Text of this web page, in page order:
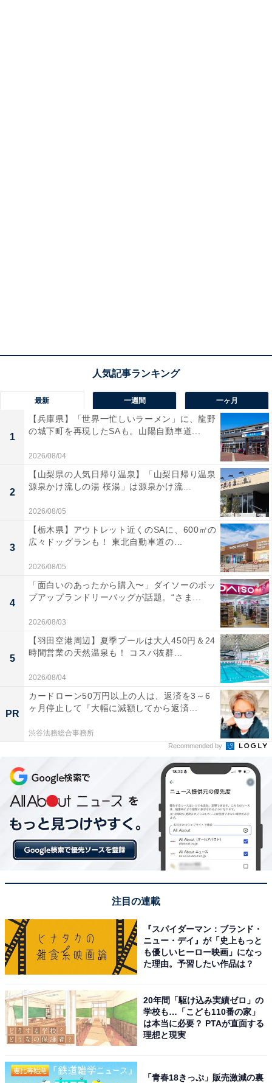
最新 一週間 一ヶ月
1
【兵庫県】「世界一忙しいラーメン」に、龍野
の城下町を再現したSAも。山陽自動車道...
2026/08/04
2
【山梨県の人気日帰り温泉】「山梨日帰り温泉
源泉かけ流しの湯 桜湯」は源泉かけ流...
2026/08/05
3
【栃木県】アウトレット近くのSAに、600㎡の
広々ドッグランも！ 東北自動車道の...
2026/08/05
4
「面白いのあったから購入〜」ダイソーのポッ
プアップランドリーバッグが話題。“さま...
2026/08/03
5
【羽田空港周辺】夏季プールは大人450円＆24
時間営業の天然温泉も！ コスパ抜群...
2026/08/04
PR
カードローン50万円以上の人は、返済を3～6
ヶ月停止して『大幅に減額してから返済...
渋谷法務総合事務所
Recommended by
注目の連載
『スパイダーマン：ブランド・
ニュー・デイ』が「史上もっと
も優しいヒーロー映画」になっ
た理由。予習したい作品は？
20年間「駆け込み実績ゼロ」の
学校も…「こども110番の家」
は本当に必要？ PTAが直面する
理想と現実
「青春18きっぷ」販売激減の裏